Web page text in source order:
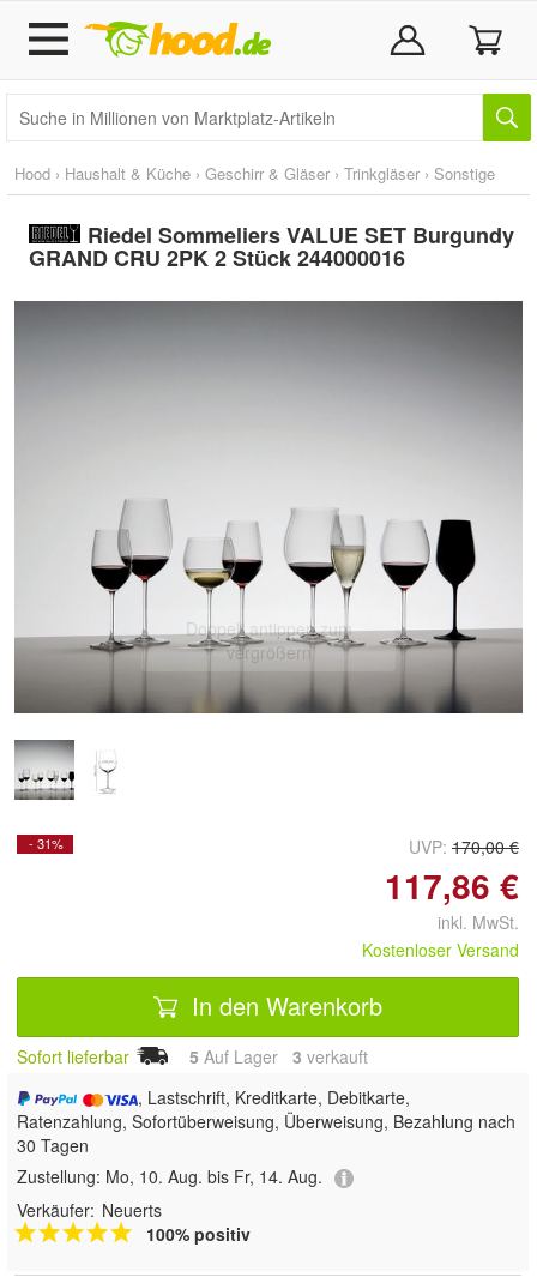
Hood › Haushalt & Küche › Geschirr & Gläser › Trinkgläser › Sonstige
Riedel Sommeliers VALUE SET Burgundy
GRAND CRU 2PK 2 Stück 244000016
Doppelt antippen zum
vergrößern
- 31% UVP: 170,00 €
117,86 €
inkl. MwSt.
Kostenloser Versand
In den Warenkorb
Sofort lieferbar 5 Auf Lager 3 verkauft
, Lastschrift, Kreditkarte, Debitkarte,
Ratenzahlung, Sofortüberweisung, Überweisung, Bezahlung nach
30 Tagen
Zustellung: Mo, 10. Aug. bis Fr, 14. Aug.
Verkäufer: Neuerts
100% positiv